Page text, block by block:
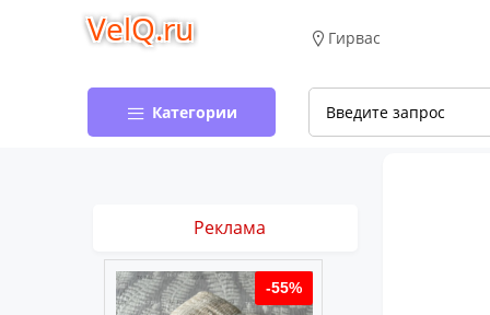
VelQ.ru Гирвас
Категории
Реклама
-55%